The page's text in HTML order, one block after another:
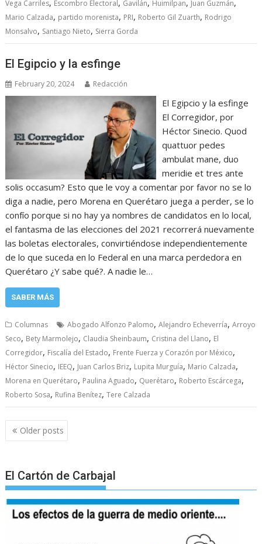
Vega Carriles, Escombro Electoral , Gavilán, Huimilpan, Juan Guzmán,
Mario Calzada, partido morenista, PRI, Roberto Gil Zuarth, Rodrigo
Monsalvo, Santiago Nieto, Sierra Gorda
El Egipcio y la esfinge
February 20, 2024 Redacción
El Egipcio y la esfinge
El Corregidor, por
Héctor Sinecio. Quod
quattuor pedes
ambulat mane, duo
meridie et tres ante
solis occasum? Esto que le voy a comentar por favor no se lo
diga a nadie, pero Morena en Querétaro juega a perder, se lo
confío porque si no hay ya nombres de candidatos en lo local,
el fantasma de las elecciones del 2021 recorrerá nuevamente
las boletas electorales, convirtiéndose independientemente
de lo que suceda en lo Federal en una marca perdedora en
Querétaro ¿Y sabe qué?. A nadie le…
SABER MÁS
Columnas Abogado Alfonzo Palomo,Alejandro Echeverría,Arroyo
Seco, Bety Marmolejo, Claudia Sheinbaum, Cristina del Llano, El
Corregidor, Fiscalía del Estado, Frente Fuerza y Corazón por México,
Héctor Sinecio, IEEQ, Juan Carlos Briz, Lupita Murguía, Mario Calzada,
Morena en Querétaro, Paulina Aguado, Querétaro, Roberto Escárcega,
Roberto Sosa, Rufina Benítez,Tere Calzada
Posts
navigation
Older posts
El Cartón de Carbajal